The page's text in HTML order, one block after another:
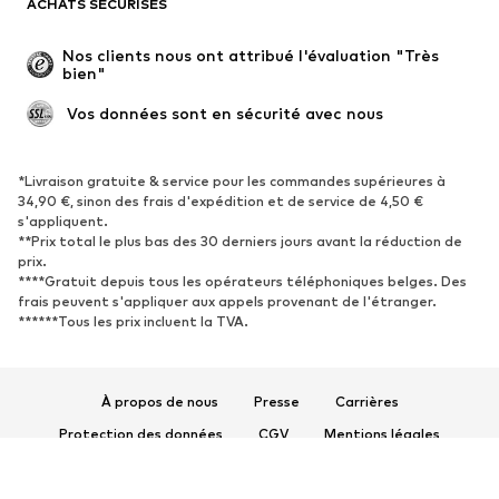
Occasions spéciales
Exclusif
Remise à neuf
CHAUSSURES
Nouveautés
Tendance
Baskets
Bottines
Escarpins et talons hauts
Bottes
Sandales
Chaussures basses
Chaussures de sport
Ballerines
ACHATS SÉCURISÉS
Nos clients nous ont attribué l'évaluation "Très
bien"
Vos données sont en sécurité avec nous
*Livraison gratuite & service pour les commandes supérieures à
34,90 €, sinon des frais d'expédition et de service de 4,50 €
s'appliquent.
**Prix total le plus bas des 30 derniers jours avant la réduction de
prix.
****Gratuit depuis tous les opérateurs téléphoniques belges. Des
frais peuvent s'appliquer aux appels provenant de l'étranger.
******Tous les prix incluent la TVA.
À propos de nous Presse
Carrières
Protection des données
CGV
Mentions légales